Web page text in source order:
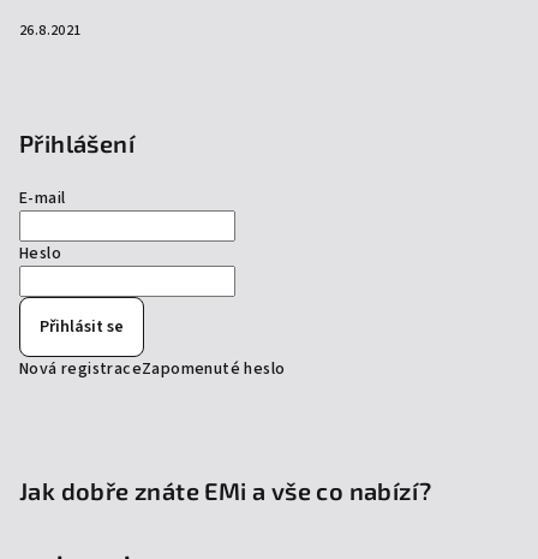
26.8.2021
Přihlášení
E-mail
Heslo
Přihlásit se
Nová registraceZapomenuté heslo
Jak dobře znáte EMi a vše co nabízí?